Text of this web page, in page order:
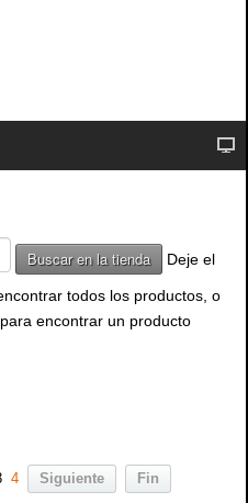
Deje el
todos los productos, o
encontrar un producto
4 Siguiente Fin